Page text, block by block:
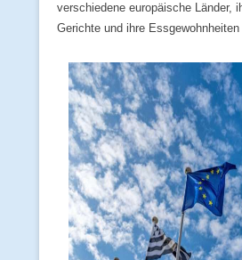
verschiedene europäische Länder,
Gerichte und ihre